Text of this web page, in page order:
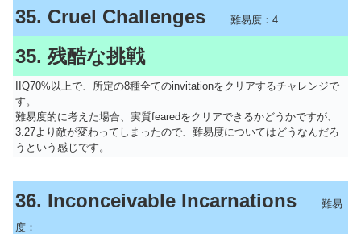
35. Cruel Challenges 難易度：4
35. 残酷な挑戦
IIQ70%以上で、所定の8種全てのinvitationをクリアするチャレンジで
す。
難易度的に考えた場合、実質fearedをクリアできるかどうかですが、
3.27より敵が変わってしまったので、難易度についてはどうなんだろ
うという感じです。
36. Inconceivable Incarnations
難易
度：